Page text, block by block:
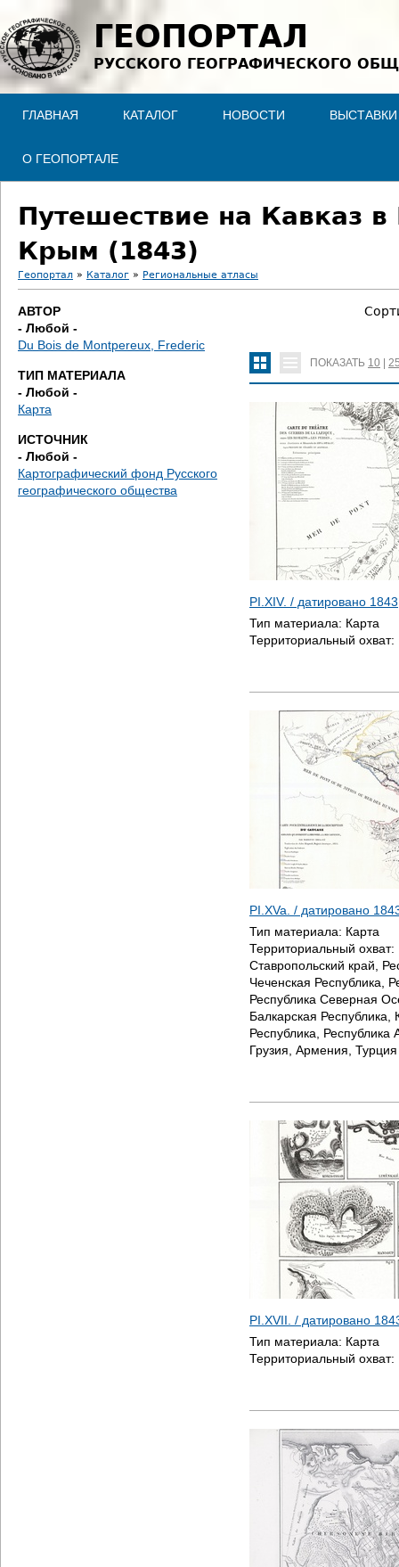
ГЕОПОРТАЛ
РУССКОГО ГЕОГРАФИЧЕСКОГО
ГЛАВНАЯ КАТАЛОГ НОВОСТИ ВЫСТАВКИ
О ГЕОПОРТАЛЕ
Путешествие на Кавказ
Крым (1843)
В
ы
з
д
е
с
Геопортал » Каталог » Региональные атласы
АВТОР
- Любой -
Du Bois de Montpereux, Frederic
ТИП МАТЕРИАЛА
- Любой -
Карта
ИСТОЧНИК
- Любой -
Картографический фонд Русского
географического общества
ПОКАЗАТЬ 10
PI.XIV. / датировано 1843
Тип материала: Карта
Территориальный охват:
PI.XVa. / датировано
Тип материала: Карта
Территориальный охват:
Ставропольский край,
Чеченская Республика,
Республика Северная
Балкарская Республика,
Республика,
Грузия, Армения, Турция
PI.XVII. / датировано
Тип материала: Карта
Территориальный охват: